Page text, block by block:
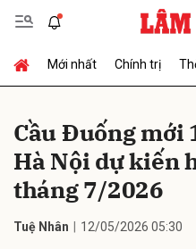
Mới nhất Chính trị
Cầu Đuống mới
Hà Nội dự kiến
tháng 7/2026
Tuệ Nhân 12/05/2026 05:30
Gửi bình luận